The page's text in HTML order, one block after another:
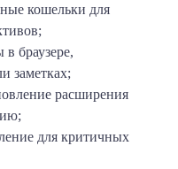
кошельки для
браузере,
заметках;
расширения
для критичных